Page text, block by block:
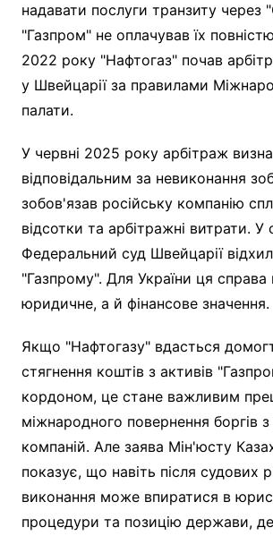
надавати послуги транзиту через
"Газпром" не оплачував їх
2022 року "Нафтогаз" почав
у Швейцарії за правилами
палати.
У червні 2025 року арбітраж
відповідальним за невиконання
зобов'язав російську компанію
відсотки та арбітражні витрати. У
Федеральний суд Швейцарії
"Газпрому". Для України ця
юридичне, а й фінансове значення.
Якщо "Нафтогазу" вдасться
стягнення коштів з активів
кордоном, це стане важливим
міжнародного повернення боргів з
компаній. Але заява Мін'юсту
показує, що навіть після судових
виконання може впиратися в
процедури та позицію держави,